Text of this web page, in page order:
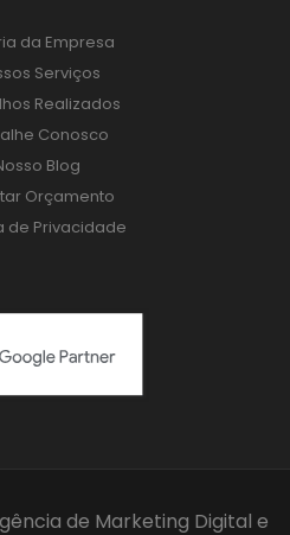
da Empresa
Serviços
Realizados
Conosco
Blog
Orçamento
de Privacidade
de Marketing Digital e